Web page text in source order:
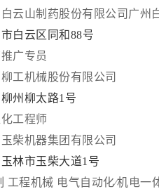
云山制药股份有限公司广州
白云区同和88号
广专员
工机械股份有限公司
州柳太路1号
工程师
柴机器集团有限公司
林市玉柴大道1号
工程机械 电气自动化∕机电一